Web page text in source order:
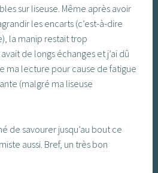
sur liseuse. Même après avoir
les encarts (c’est-à-dire
la manip restait trop
de longs échanges et j’ai dû
ma lecture pour cause de fatigue
(malgré ma liseuse
de savourer jusqu’au bout ce
aussi. Bref, un très bon